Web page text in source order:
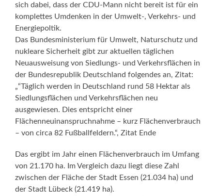
sich dabei, dass der CDU-Mann nicht bereit ist für ein
komplettes Umdenken in der Umwelt-, Verkehrs- und
Energiepoltik.
Das Bundesministerium für Umwelt, Naturschutz und
nukleare Sicherheit gibt zur aktuellen täglichen
Neuausweisung von Siedlungs- und Verkehrsflächen in
der Bundesrepublik Deutschland folgendes an, Zitat:
„“Täglich werden in Deutschland rund 58 Hektar als
Siedlungsflächen und Verkehrsflächen neu
ausgewiesen. Dies entspricht einer
Flächenneuinanspruchnahme – kurz Flächenverbrauch
– von circa 82 Fußballfeldern.“, Zitat Ende
Das ergibt im Jahr einen Flächenverbrauch im Umfang
von 21.170 ha. Im Vergleich dazu liegt diese Zahl
zwischen der Fläche der Stadt Essen (21.034 ha) und
der Stadt Lübeck (21.419 ha).